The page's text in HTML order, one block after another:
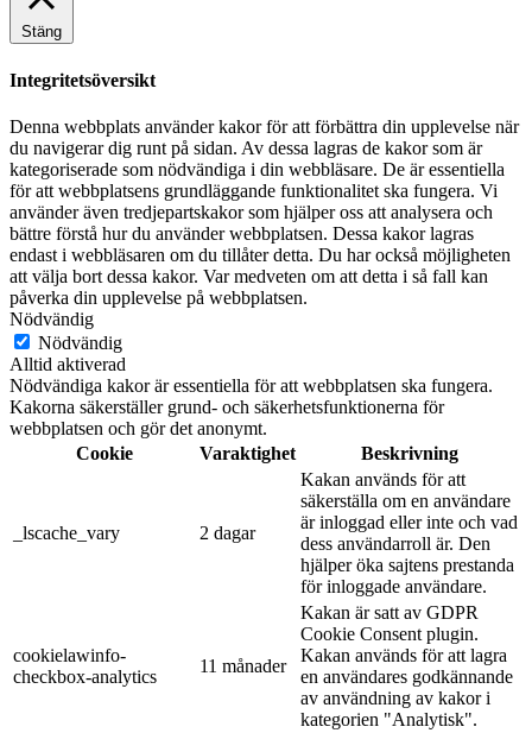
Stäng
Integritetsöversikt
Denna webbplats använder kakor för att förbättra din upplevelse när
du navigerar dig runt på sidan. Av dessa lagras de kakor som är
kategoriserade som nödvändiga i din webbläsare. De är essentiella
för att webbplatsens grundläggande funktionalitet ska fungera. Vi
använder även tredjepartskakor som hjälper oss att analysera och
bättre förstå hur du använder webbplatsen. Dessa kakor lagras
endast i webbläsaren om du tillåter detta. Du har också möjligheten
att välja bort dessa kakor. Var medveten om att detta i så fall kan
påverka din upplevelse på webbplatsen.
Nödvändig
Nödvändig
Alltid aktiverad
Nödvändiga kakor är essentiella för att webbplatsen ska fungera.
Kakorna säkerställer grund- och säkerhetsfunktionerna för
webbplatsen och gör det anonymt.
Cookie
Varaktighet Beskrivning
_lscache_vary 2 dagar
Kakan används för att
säkerställa om en användare
är inloggad eller inte och vad
dess användarroll är. Den
hjälper öka sajtens prestanda
för inloggade användare.
cookielawinfo-
checkbox-analytics
11 månader
Kakan är satt av GDPR
Cookie Consent plugin.
Kakan används för att lagra
en användares godkännande
av användning av kakor i
kategorien "Analytisk".